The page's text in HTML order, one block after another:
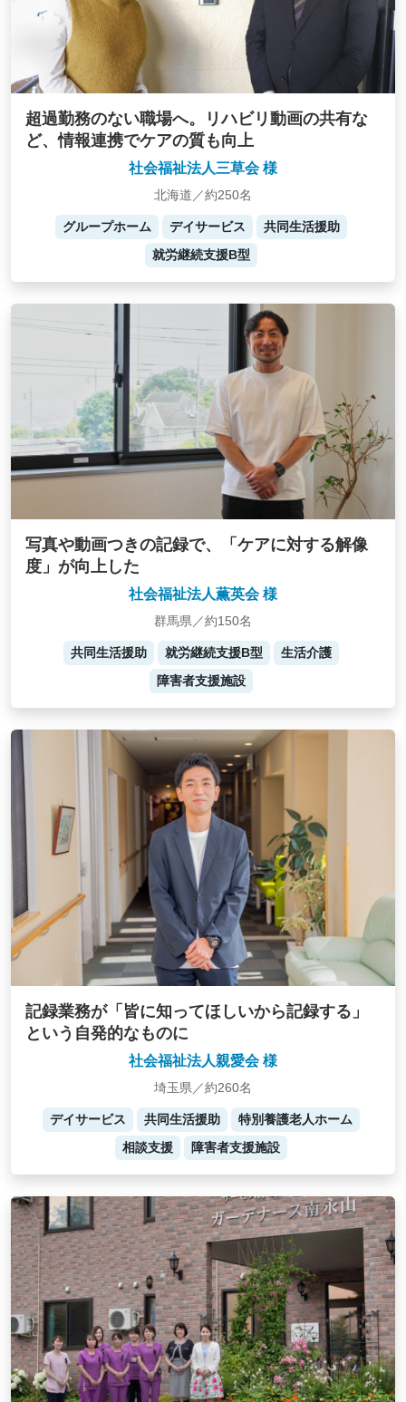
超過勤務のない職場へ。リハビリ動画の共有な
ど、情報連携でケアの質も向上
社会福祉法人三草会 様
北海道／約250名
グループホーム デイサービス
共同生活援助
就労継続支援B型
写真や動画つきの記録で、「ケアに対する解像
度」が向上した
社会福祉法人薫英会 様
群馬県／約150名
共同生活援助 就労継続支援B型
生活介護
障害者支援施設
記録業務が「皆に知ってほしいから記録する」
という自発的なものに
社会福祉法人親愛会 様
埼玉県／約260名
デイサービス 共同生活援助
特別養護老人ホーム
相談支援
障害者支援施設